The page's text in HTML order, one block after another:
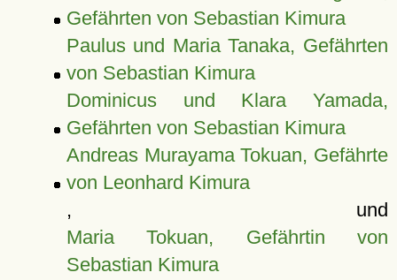
Gefährten von Sebastian Kimura
Paulus und Maria Tanaka, Gefährten
von Sebastian Kimura
Dominicus und Klara Yamada,
Gefährten von Sebastian Kimura
Andreas Murayama Tokuan, Gefährte
von Leonhard Kimura
, und
Maria Tokuan, Gefährtin von
Sebastian Kimura